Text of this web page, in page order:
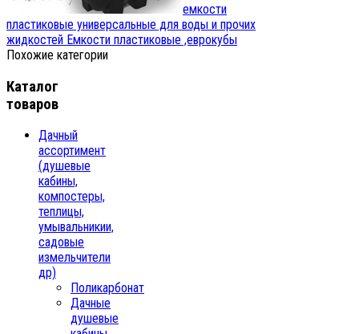
емкости
пластиковые универсальные для воды и прочих
жидкостей Емкости пластиковые ,еврокубы
Похожие категории
Каталог
товаров
Дачный
ассортимент
(душевые
кабины,
компостеры,
теплицы,
умывальникии,
садовые
измельчители
др)
Поликарбонат
Дачные
душевые